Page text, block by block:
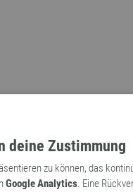
deine Zustimmung
zu können, das
Google Analytics. Eine